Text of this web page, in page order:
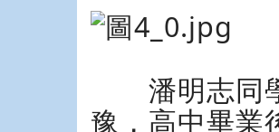
潘明志同學
豫，高中畢業